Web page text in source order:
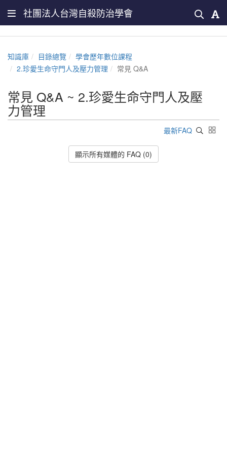
社團法人台灣自殺防治學會
知識庫 目錄總覽
學會歷年數位課程
2.珍愛生命守門人及壓力管理
常見 Q&A
常見 Q&A ~ 2.珍愛生命守門人及壓
力管理
最新FAQ
顯示所有媒體的 FAQ (0)